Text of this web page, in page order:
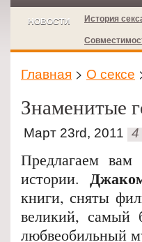
НОВОСТИ История
Главная > О сексе
Знаменитые
Март 23rd, 2011 4
Предлагаем
истории.
книги, сняты
великий, самый
любвеобильный